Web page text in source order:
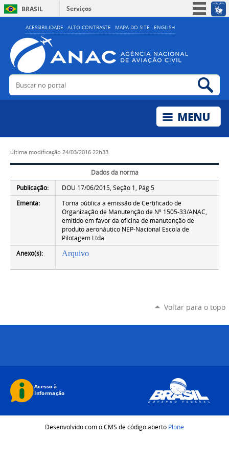
ACESSIBILIDADE ALTO CONTRASTE MAPA DO SITE ENGLISH
BRASIL
Serviços
Simplifique!
Acesso à informação
Legislação
Buscar no portal
última modificação 24/03/2016 22h33
Dados da norma
Publicação:
DOU 17/06/2015, Seção 1, Pág.5
Ementa:
Torna pública a emissão de Certificado de
Organização de Manutenção de Nº 1505-33/ANAC,
emitido em favor da oficina de manutenção de
produto aeronáutico NEP-Nacional Escola de
Pilotagem Ltda.
Anexo(s):
Arquivo
Voltar para o topo
Desenvolvido com o CMS de código aberto Plone